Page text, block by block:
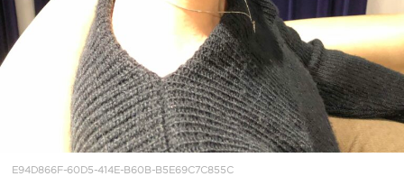
E94D866F-60D5-414E-B60B-B5E69C7C855C